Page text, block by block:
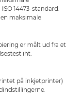
14473-standard.
maksimale
er målt ud fra et
iht.
på inkjetprinter)